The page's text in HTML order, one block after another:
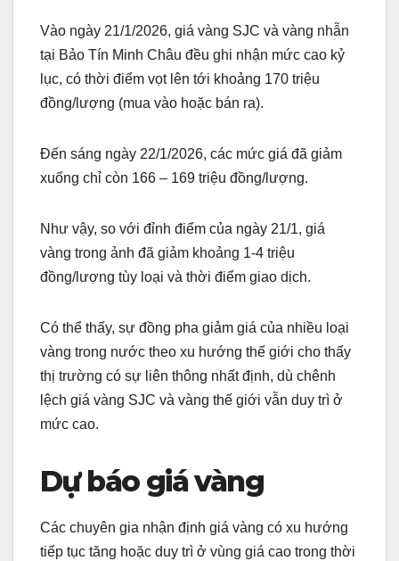
Vào ngày 21/1/2026, giá vàng SJC và vàng nhẫn
tại Bảo Tín Minh Châu đều ghi nhận mức cao kỷ
lục, có thời điểm vọt lên tới khoảng 170 triệu
đồng/lượng (mua vào hoặc bán ra).
Đến sáng ngày 22/1/2026, các mức giá đã giảm
xuống chỉ còn 166 – 169 triệu đồng/lượng.
Như vậy, so với đỉnh điểm của ngày 21/1, giá
vàng trong ảnh đã giảm khoảng 1-4 triệu
đồng/lượng tùy loại và thời điểm giao dịch.
Có thể thấy, sự đồng pha giảm giá của nhiều loại
vàng trong nước theo xu hướng thế giới cho thấy
thị trường có sự liên thông nhất định, dù chênh
lệch giá vàng SJC và vàng thế giới vẫn duy trì ở
mức cao.
Dự báo giá vàng
Các chuyên gia nhận định giá vàng có xu hướng
tiếp tục tăng hoặc duy trì ở vùng giá cao trong thời